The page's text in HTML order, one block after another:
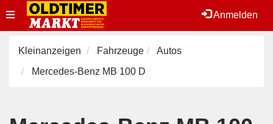
Anmelden
Toggle
navigation
Kleinanzeigen Fahrzeuge
Autos
Mercedes-Benz MB 100 D